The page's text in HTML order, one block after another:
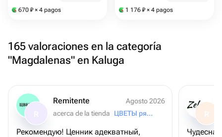
670 ₽ × 4 pagos 1 176 ₽ × 4 pagos
165 valoraciones en la categoría
"Magdalenas" en Kaluga
Remitente
Agosto 2026
acerca de la tienda
ЦВЕТЫ рядом
Рекомендую! Ценник адекватный,
R